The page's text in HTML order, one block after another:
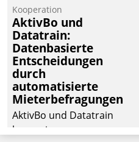
operativen
Instandhaltung in die
SAP-Systemlandschaft
deutscher
Wohnungsunternehmen
– und beschleunigt damit
den Weg vom
Mieteranliegen zum
Dienstleisterauftrag.
Kooperation
AktivBo und
Datatrain:
Datenbasierte
Entscheidungen
durch
automatisierte
Mieterbefragungen
AktivBo und Datatrain
kooperieren –